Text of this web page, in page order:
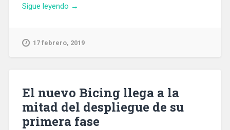
Sigue leyendo «Encuentran
playa
sin
vida
de
→
17 febrero, 2019
El nuevo Bicing llega a la
mitad del despliegue de su
primera fase